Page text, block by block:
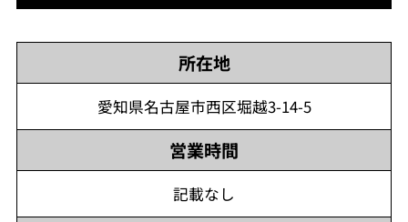
所在地
愛知県名古屋市西区堀越3-14-5
営業時間
記載なし